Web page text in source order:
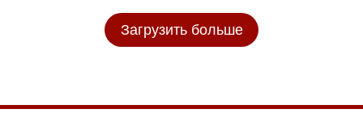
Загрузить больше